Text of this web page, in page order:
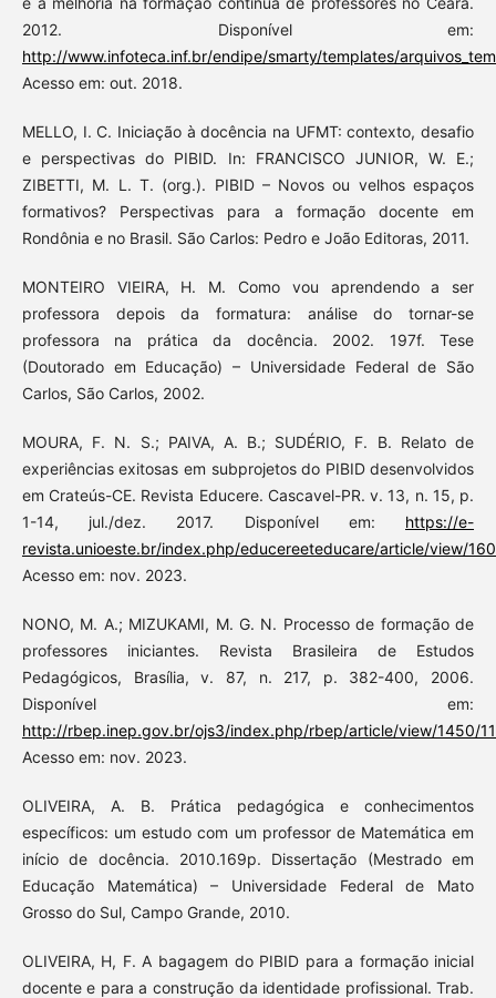
2012. Disponível em:
http://www.infoteca.inf.br/endipe/smarty/templates/
Acesso em: out. 2018.
MELLO, I. C. Iniciação à docência na UFMT: contexto, desafio
e perspectivas do PIBID. In: FRANCISCO JUNIOR, W. E.;
ZIBETTI, M. L. T. (org.). PIBID – Novos ou velhos espaços
formativos? Perspectivas para a formação docente em
Rondônia e no Brasil. São Carlos: Pedro e João Editoras, 2011.
MONTEIRO VIEIRA, H. M. Como vou aprendendo a ser
professora depois da formatura: análise do tornar-se
professora na prática da docência. 2002. 197f. Tese
(Doutorado em Educação) – Universidade Federal de São
Carlos, São Carlos, 2002.
MOURA, F. N. S.; PAIVA, A. B.; SUDÉRIO, F. B. Relato de
experiências exitosas em subprojetos do PIBID desenvolvidos
em Crateús-CE. Revista Educere. Cascavel-PR. v. 13, n. 15, p.
1-14, jul./dez. 2017. Disponível em: https://e-
revista.unioeste.br/index.php/educereeteducare/article/view/
Acesso em: nov. 2023.
NONO, M. A.; MIZUKAMI, M. G. N. Processo de formação de
professores iniciantes. Revista Brasileira de Estudos
Pedagógicos, Brasília, v. 87, n. 217, p. 382-400, 2006.
Disponível em:
http://rbep.inep.gov.br/ojs3/index.php/rbep/article/view/1450/
Acesso em: nov. 2023.
OLIVEIRA, A. B. Prática pedagógica e conhecimentos
específicos: um estudo com um professor de Matemática em
início de docência. 2010.169p. Dissertação (Mestrado em
Educação Matemática) – Universidade Federal de Mato
Grosso do Sul, Campo Grande, 2010.
OLIVEIRA, H, F. A bagagem do PIBID para a formação inicial
docente e para a construção da identidade profissional. Trab.